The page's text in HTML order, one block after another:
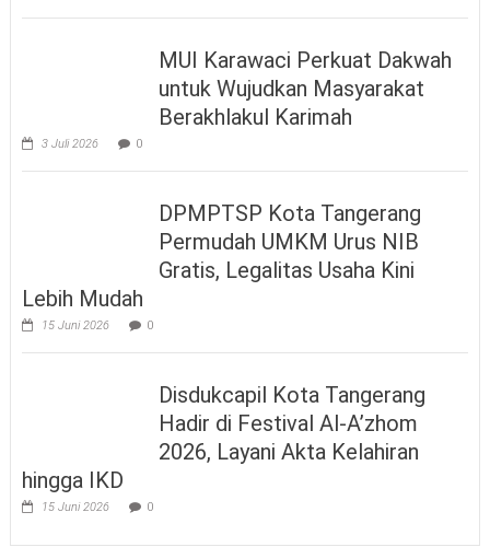
MUI Karawaci Perkuat Dakwah
untuk Wujudkan Masyarakat
Berakhlakul Karimah
3 Juli 2026 0
DPMPTSP Kota Tangerang
Permudah UMKM Urus NIB
Gratis, Legalitas Usaha Kini
Lebih Mudah
15 Juni 2026 0
Disdukcapil Kota Tangerang
Hadir di Festival Al-A’zhom
2026, Layani Akta Kelahiran
hingga IKD
15 Juni 2026 0